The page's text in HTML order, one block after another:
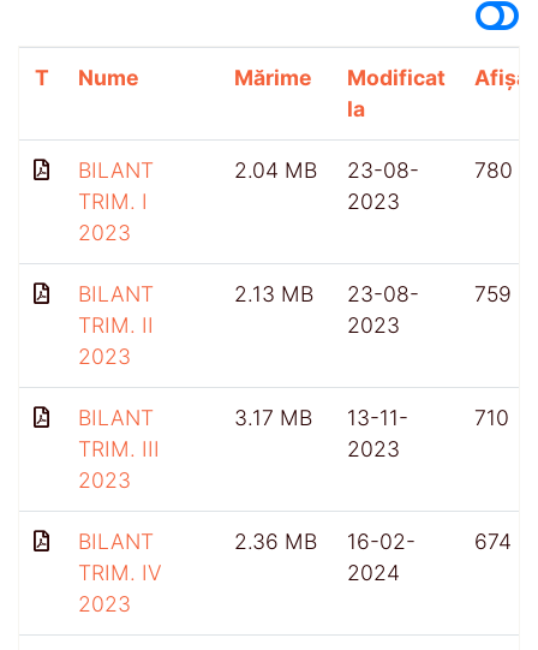
T Nume Mărime
Modificat
la
BILANT
TRIM. I
2023
2.04 MB
23-08-
2023
780
BILANT
TRIM. II
2023
2.13 MB
23-08-
2023
759
BILANT
TRIM. III
2023
3.17 MB
13-11-
2023
710
BILANT
TRIM. IV
2023
2.36 MB
16-02-
2024
674